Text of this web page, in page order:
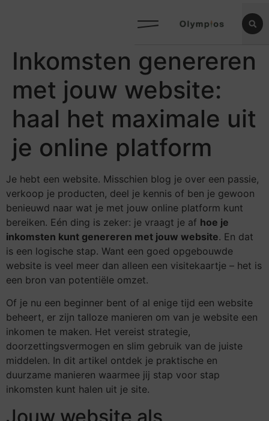
Inkomsten genereren
met jouw website:
haal het maximale uit
je online platform
Je hebt een website. Misschien blog je over een passie,
verkoop je producten, deel je kennis of ben je gewoon
benieuwd naar wat je met jouw online platform kunt
bereiken. Eén ding is zeker: je vraagt je af hoe je
inkomsten kunt genereren met jouw website. En dat
is een logische stap. Want een goed opgebouwde
website is veel meer dan alleen een visitekaartje – het is
een bron van potentiële omzet.
Of je nu een beginner bent of al enige tijd een website
beheert, er zijn talloze manieren om van je website een
inkomen te maken. Het vereist strategie,
doorzettingsvermogen en slim gebruik van de juiste
middelen. In dit artikel ontdek je praktische en
duurzame manieren waarmee jij stap voor stap
inkomsten kunt halen uit je site.